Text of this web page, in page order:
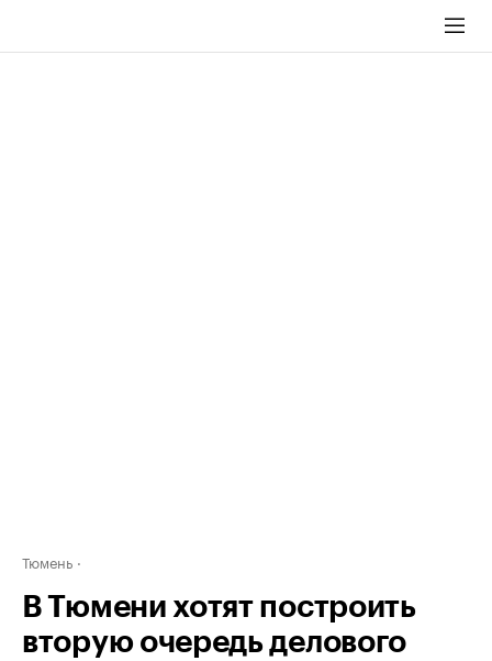
Тюмень
В Тюмени хотят построить
вторую очередь делового